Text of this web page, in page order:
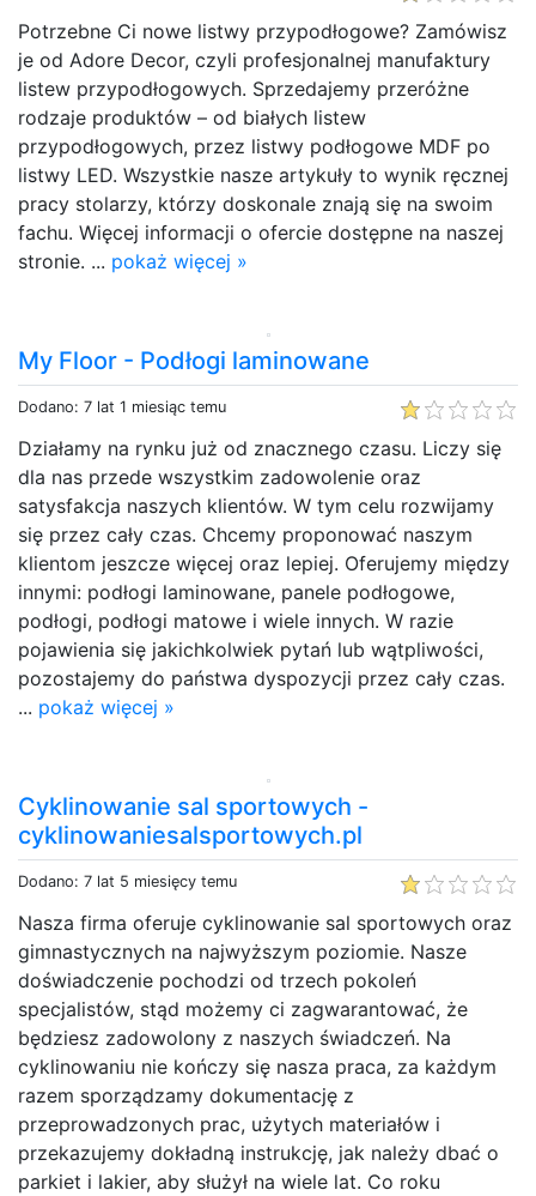
Potrzebne Ci nowe listwy przypodłogowe? Zamówisz
je od Adore Decor, czyli profesjonalnej manufaktury
listew przypodłogowych. Sprzedajemy przeróżne
rodzaje produktów – od białych listew
przypodłogowych, przez listwy podłogowe MDF po
listwy LED. Wszystkie nasze artykuły to wynik ręcznej
pracy stolarzy, którzy doskonale znają się na swoim
fachu. Więcej informacji o ofercie dostępne na naszej
stronie. ... pokaż więcej »
My Floor - Podłogi laminowane
Dodano: 7 lat 1 miesiąc temu
Działamy na rynku już od znacznego czasu. Liczy się
dla nas przede wszystkim zadowolenie oraz
satysfakcja naszych klientów. W tym celu rozwijamy
się przez cały czas. Chcemy proponować naszym
klientom jeszcze więcej oraz lepiej. Oferujemy między
innymi: podłogi laminowane, panele podłogowe,
podłogi, podłogi matowe i wiele innych. W razie
pojawienia się jakichkolwiek pytań lub wątpliwości,
pozostajemy do państwa dyspozycji przez cały czas.
... pokaż więcej »
Cyklinowanie sal sportowych -
cyklinowaniesalsportowych.pl
Dodano: 7 lat 5 miesięcy temu
Nasza firma oferuje cyklinowanie sal sportowych oraz
gimnastycznych na najwyższym poziomie. Nasze
doświadczenie pochodzi od trzech pokoleń
specjalistów, stąd możemy ci zagwarantować, że
będziesz zadowolony z naszych świadczeń. Na
cyklinowaniu nie kończy się nasza praca, za każdym
razem sporządzamy dokumentację z
przeprowadzonych prac, użytych materiałów i
przekazujemy dokładną instrukcję, jak należy dbać o
parkiet i lakier, aby służył na wiele lat. Co roku